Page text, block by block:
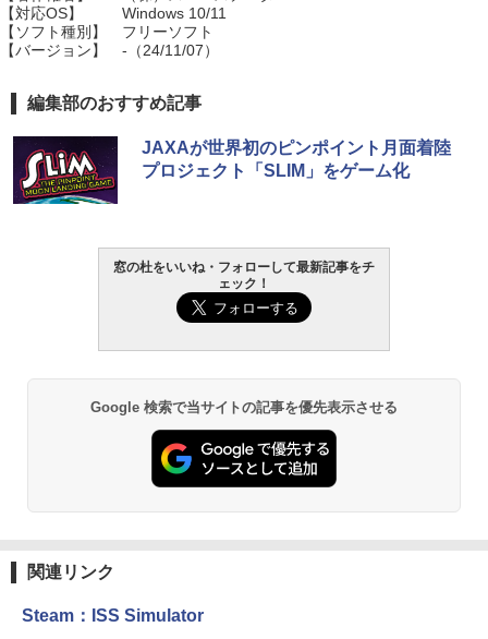
【対応OS】
Windows 10/11
【ソフト種別】
フリーソフト
【バージョン】
-（24/11/07）
編集部のおすすめ記事
JAXAが世界初のピンポイント月面着陸
プロジェクト「SLIM」をゲーム化
窓の杜をいいね・フォローして最新記事をチ
ェック！
Google 検索で当サイトの記事を優先表示させる
関連リンク
Steam：ISS Simulator